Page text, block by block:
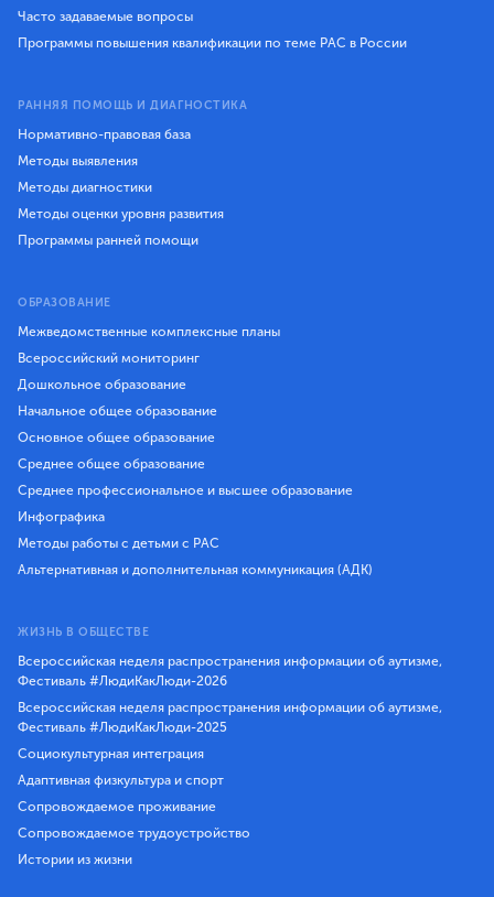
Часто задаваемые вопросы
Программы повышения квалификации по теме РАС в России
РАННЯЯ ПОМОЩЬ И ДИАГНОСТИКА
Нормативно-правовая база
Методы выявления
Методы диагностики
Методы оценки уровня развития
Программы ранней помощи
ОБРАЗОВАНИЕ
Межведомственные комплексные планы
Всероссийский мониторинг
Дошкольное образование
Начальное общее образование
Основное общее образование
Среднее общее образование
Среднее профессиональное и высшее образование
Инфографика
Методы работы с детьми с РАС
Альтернативная и дополнительная коммуникация (АДК)
ЖИЗНЬ В ОБЩЕСТВЕ
Всероссийская неделя распространения информации об аутизме,
Фестиваль #ЛюдиКакЛюди-2026
Всероссийская неделя распространения информации об аутизме,
Фестиваль #ЛюдиКакЛюди-2025
Социокультурная интеграция
Адаптивная физкультура и спорт
Сопровождаемое проживание
Сопровождаемое трудоустройство
Истории из жизни